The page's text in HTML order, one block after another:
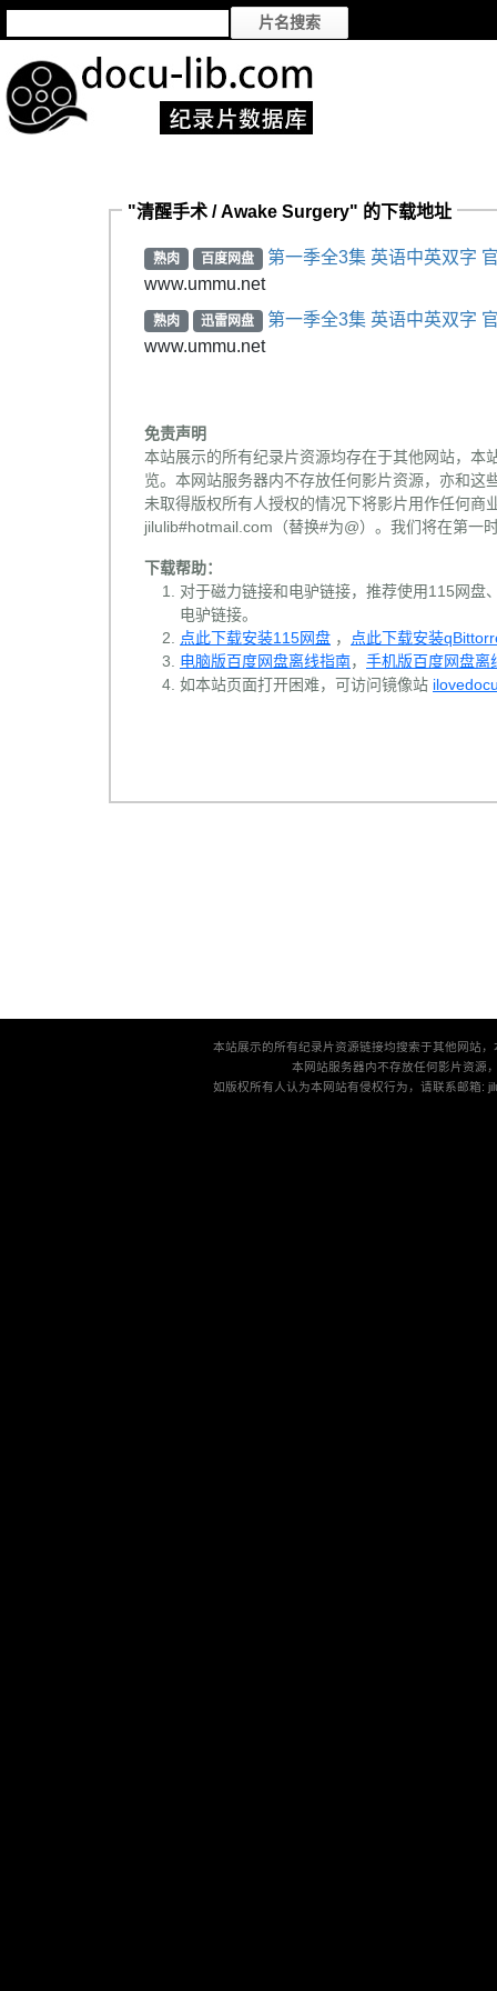
"清醒手术 / Awake Surgery" 的下载地址
熟肉 百度网盘
第一季全3集 英语中英双字
www.ummu.net
熟肉 迅雷网盘
第一季全3集 英语中英双字
www.ummu.net
免责声明
本站展示的所有纪录片资源均存在于其他网站，本
览。本网站服务器内不存放任何影片资源，亦和
未取得版权所有人授权的情况下将影片用作任何
jilulib#hotmail.com（替换#为@）。我们将在第一
下载帮助：
对于磁力链接和电驴链接，推荐使用115网盘
电驴链接。
点此下载安装115网盘 ，
点此下载安装
电脑版百度网盘离线指南， 手机版百度网盘离
如本站页面打开困难，可访问镜像站
本站展示的所有纪录片资源链接均搜索于其他网站
本网站服务器内不存放任何影片资源
如版权所有人认为本网站有侵权行为，请联系邮箱: